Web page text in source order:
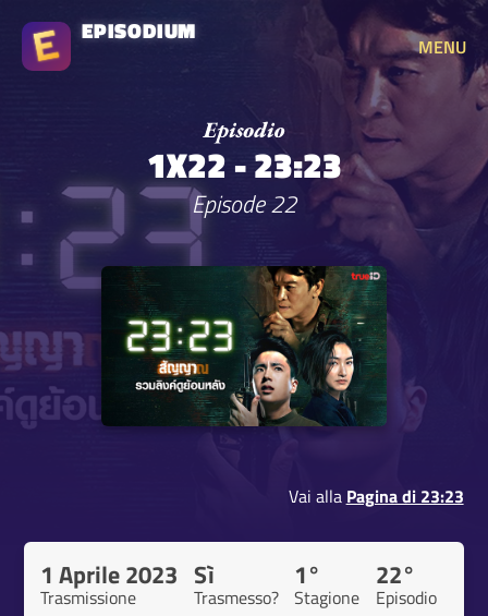
EPISODIUM
MENU
1X22 - 23:23
Episode 22
Vai alla Pagina di 23:23
1 Aprile 2023
Trasmissione
Sì
Trasmesso?
1°
Stagione
22°
Episodio